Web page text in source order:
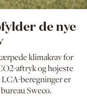
de nye
klimakrav for
aftryk og højeste
beregninger er
Sweco.